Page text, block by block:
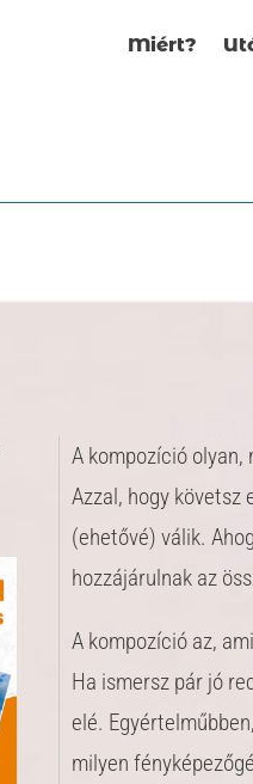
Miért?
A kompozíció
Azzal, hogy követsz
(ehetővé) válik.
hozzájárulnak az
A kompozíció az,
Ha ismersz pár jó
elé.
milyen